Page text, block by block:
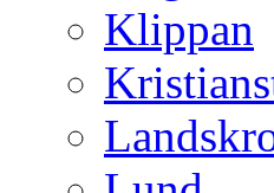
Klippan